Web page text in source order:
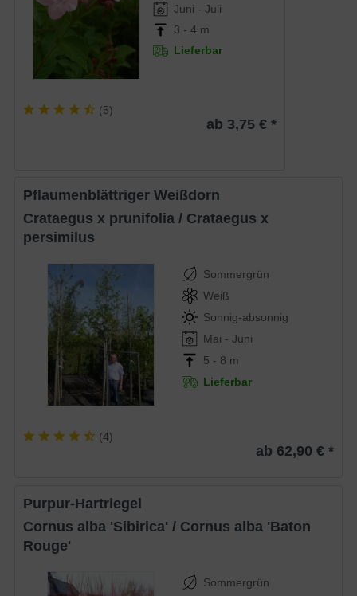
Juni - Juli
3 - 4 m
Lieferbar
(5)
ab 3,75 € *
Pflaumenblättriger Weißdorn
Crataegus x prunifolia / Crataegus x
persimilus
Sommergrün
Weiß
Sonnig-absonnig
Mai - Juni
5 - 8 m
Lieferbar
(4)
ab 62,90 € *
Purpur-Hartriegel
Cornus alba 'Sibirica' / Cornus alba 'Baton
Rouge'
Sommergrün